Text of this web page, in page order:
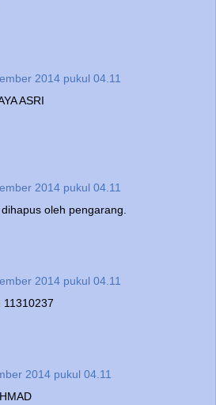
2014 pukul 04.11
ASRI
2014 pukul 04.11
oleh pengarang.
2014 pukul 04.11
11310237
2014 pukul 04.11